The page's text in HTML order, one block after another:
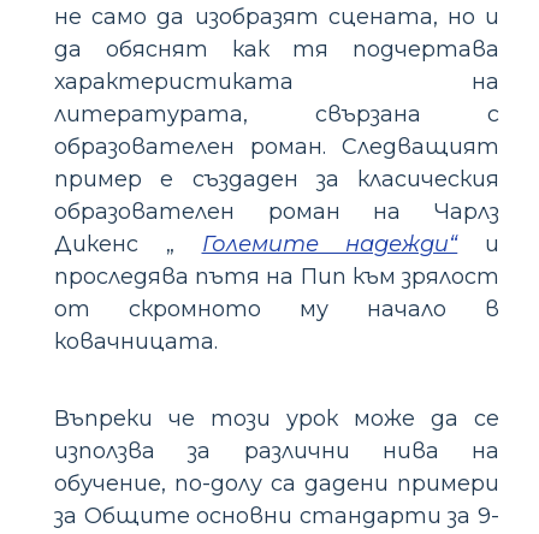
не само да изобразят сцената, но и
да обяснят как тя подчертава
характеристиката на
литературата, свързана с
образователен роман. Следващият
пример е създаден за класическия
образователен роман на Чарлз
Дикенс „ Големите надежди“и
проследява пътя на Пип към зрялост
от скромното му начало в
ковачницата.
Въпреки че този урок може да се
използва за различни нива на
обучение, по-долу са дадени примери
за Общите основни стандарти за 9-